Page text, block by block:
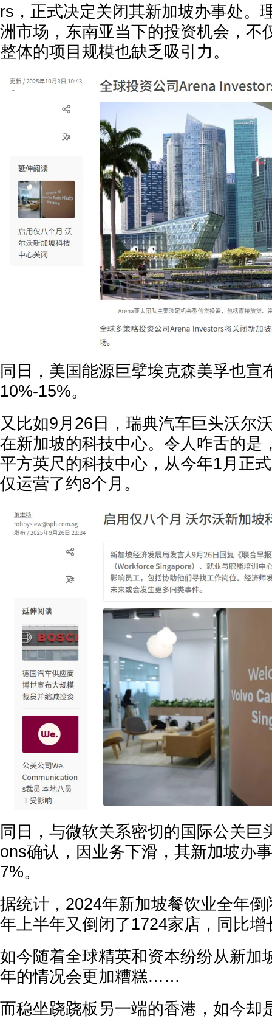
rs，正式决定关闭其新加坡办事处。
洲市场，东南亚当下的投资机会，不
整体的项目规模也缺乏吸引力。
同日，美国能源巨擘埃克森美孚也宣
10%-15%。
又比如9月26日，瑞典汽车巨头沃尔
在新加坡的科技中心。令人咋舌的是
平方英尺的科技中心，从今年1月正
仅运营了约8个月。
同日，与微软关系密切的国际公关巨
ons确认，因业务下滑，其新加坡办
7%。
据统计，2024年新加坡餐饮业全年
年上半年又倒闭了1724家店，同比增
如今随着全球精英和资本纷纷从新加
年的情况会更加糟糕……
而稳坐跷跷板另一端的香港，如今却